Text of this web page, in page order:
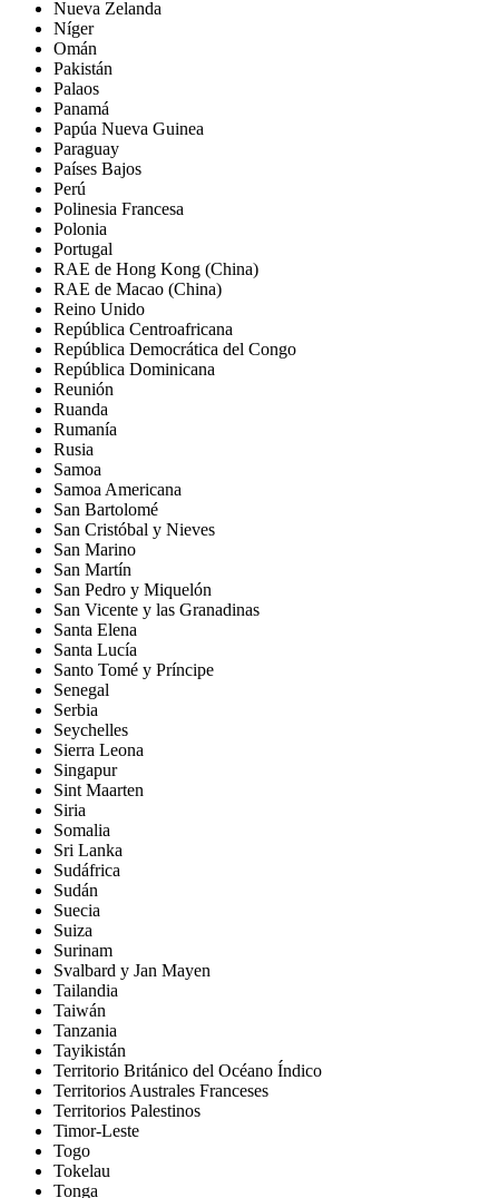
Nueva Zelanda
Níger
Omán
Pakistán
Palaos
Panamá
Papúa Nueva Guinea
Paraguay
Países Bajos
Perú
Polinesia Francesa
Polonia
Portugal
RAE de Hong Kong (China)
RAE de Macao (China)
Reino Unido
República Centroafricana
República Democrática del Congo
República Dominicana
Reunión
Ruanda
Rumanía
Rusia
Samoa
Samoa Americana
San Bartolomé
San Cristóbal y Nieves
San Marino
San Martín
San Pedro y Miquelón
San Vicente y las Granadinas
Santa Elena
Santa Lucía
Santo Tomé y Príncipe
Senegal
Serbia
Seychelles
Sierra Leona
Singapur
Sint Maarten
Siria
Somalia
Sri Lanka
Sudáfrica
Sudán
Suecia
Suiza
Surinam
Svalbard y Jan Mayen
Tailandia
Taiwán
Tanzania
Tayikistán
Territorio Británico del Océano Índico
Territorios Australes Franceses
Territorios Palestinos
Timor-Leste
Togo
Tokelau
Tonga